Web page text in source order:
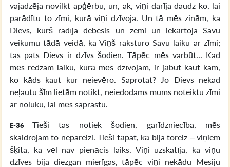
vajadzēja novilkt apģērbu, un, ak, viņi darīja daudz ko, lai
parādītu to zīmi, kurā viņi dzīvoja. Un tā mēs zinām, ka
Dievs, kurš radīja debesis un zemi un iekārtoja Savu
veikumu tādā veidā, ka Viņš raksturo Savu laiku ar zīmi;
tas pats Dievs ir dzīvs šodien. Tāpēc mēs varbūt... Kad
mēs redzam laiku, kurā mēs dzīvojam, ir jābūt kaut kam,
ko kāds kaut kur neievēro. Saprotat? Jo Dievs nekad
neļautu šīm lietām notikt, neiedodams mums noteiktu zīmi
ar nolūku, lai mēs saprastu.
E-36
Tieši tas notiek šodien, garīdzniecība, mēs
skaidrojam to nepareizi. Tieši tāpat, kā bija toreiz – viņiem
šķita, ka vēl nav pienācis laiks. Viņi uzskatīja, ka viņu
dzīves bija diezgan mierīgas, tāpēc viņi nekādu Mesiju